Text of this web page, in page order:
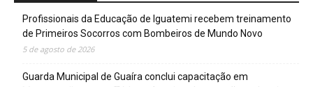
Profissionais da Educação de Iguatemi recebem treinamento
de Primeiros Socorros com Bombeiros de Mundo Novo
5 de agosto de 2026
Guarda Municipal de Guaíra conclui capacitação em